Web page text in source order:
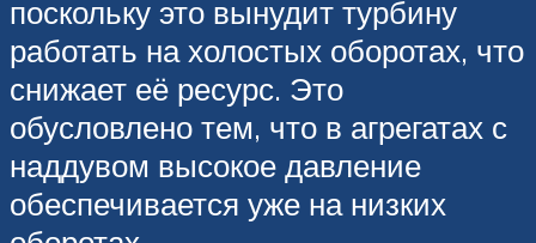
поскольку это вынудит турбину
работать на холостых оборотах, что
снижает её ресурс. Это
обусловлено тем, что в агрегатах с
наддувом высокое давление
обеспечивается уже на низких